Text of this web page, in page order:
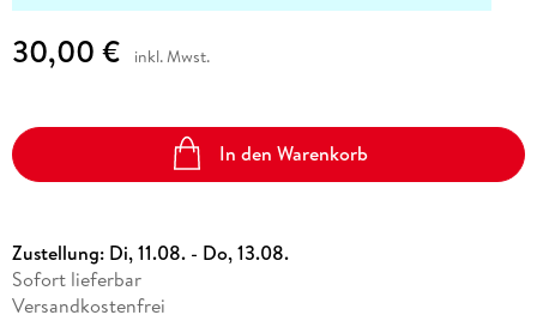
30,00 € inkl. Mwst.
In den Warenkorb
Zustellung: Di, 11.08. - Do, 13.08.
Sofort lieferbar
Versandkostenfrei